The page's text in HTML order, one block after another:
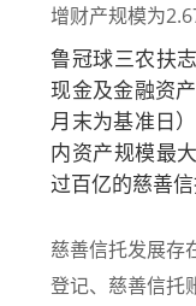
增财产规模为
鲁冠球三农扶
现金及金融资
月末为基准日
内资产规模最
过百亿的慈善信
慈善信托发展存
登记、慈善信托